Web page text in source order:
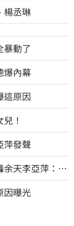
楊丞琳
動了
爆內幕
這原因
！
發聲
天李亞萍：他
因曝光